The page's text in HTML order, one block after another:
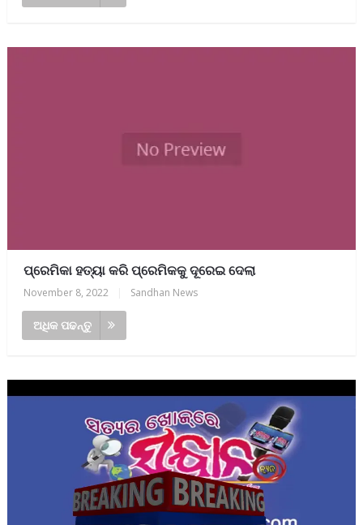
ପ୍ରେମିକା ହତ୍ୟା କରି ପ୍ରେମିକକୁ ଦୂରେଇ ଦେଲା
November 8, 2022 Sandhan News
ଅଧିକ ପଢନ୍ତୁ